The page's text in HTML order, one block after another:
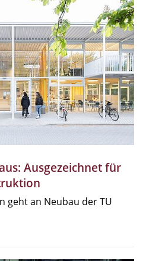
Ausgezeichnet für
geht an Neubau der TU